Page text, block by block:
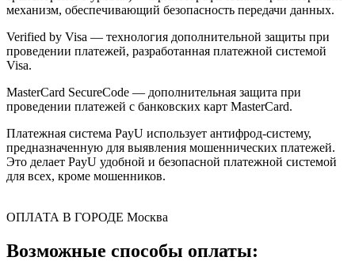
механизм, обеспечивающий безопасность передачи данных.
Verified by Visa — технология дополнительной защиты при
проведении платежей, разработанная платежной системой
Visa.
MasterCard SecureCode — дополнительная защита при
проведении платежей с банковских карт MasterCard.
Платежная система PayU использует антифрод-систему,
предназначенную для выявления мошеннических платежей.
Это делает PayU удобной и безопасной платежной системой
для всех, кроме мошенников.
ОПЛАТА В ГОРОДЕ Москва
Возможные способы оплаты: